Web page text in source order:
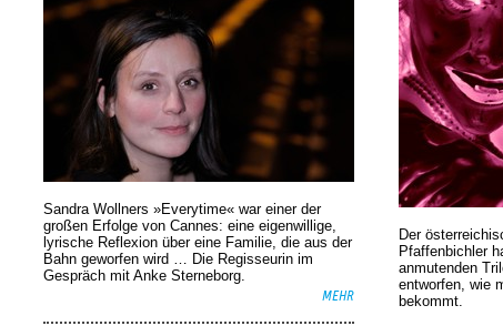
Sandra Wollners »Everytime« war einer der
großen Erfolge von Cannes: eine eigenwillige,
lyrische Reflexion über eine ­Familie, die aus der
Bahn geworfen wird … Die Regisseurin im
Gespräch mit Anke Sterneborg.
MEHR
Der
Pfaffenbichler
anmutenden
entworfen, wie
bekommt.